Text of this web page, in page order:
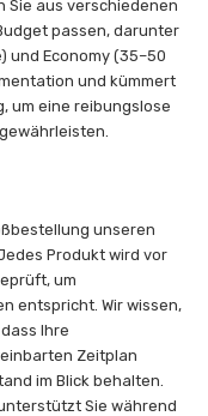
Sie aus verschiedenen
passen, darunter
und Economy (35–50
und kümmert
um eine reibungslose
unseren
Produkt wird vor
um
entspricht. Wir wissen,
Ihre
Zeitplan
im Blick behalten.
Sie während